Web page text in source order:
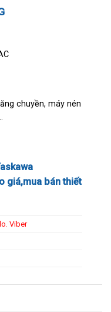
chuyền, máy nén
giá,mua bán thiết
Viber